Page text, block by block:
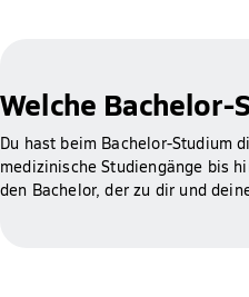
Welche
Du hast beim Bachelor-Studium
medizinische Studiengänge bis
den Bachelor, der zu dir und